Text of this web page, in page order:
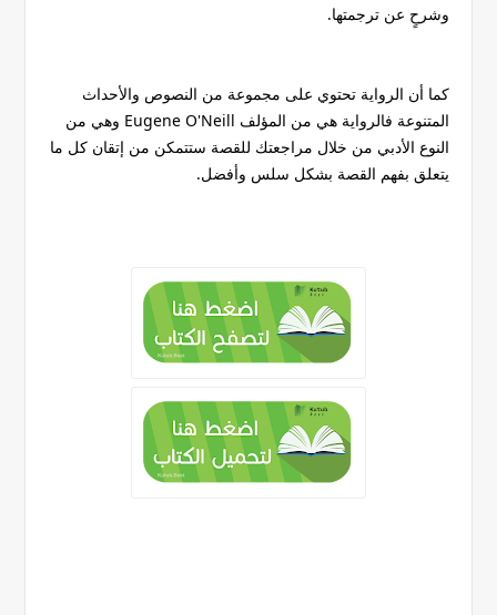
وشرحٍ عن ترجمتها.
كما أن الرواية تحتوي على مجموعة من النصوص والأحداث
المتنوعة فالرواية هي من المؤلف Eugene O'Neill وهي من
النوع الأدبي من خلال مراجعتك للقصة ستتمكن من إتقان كل ما
يتعلق بفهم القصة بشكل سلس وأفضل.